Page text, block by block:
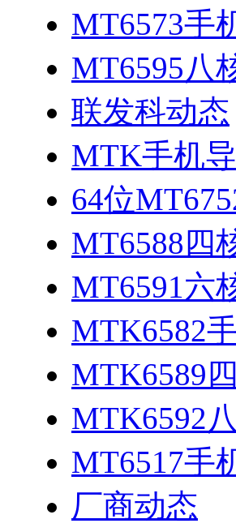
MT6573手
MT6595八
联发科动态
MTK手机
64位
MT6588四
MT6591六
MTK6582
MTK6589
MTK6592
MT6517手
厂商动态